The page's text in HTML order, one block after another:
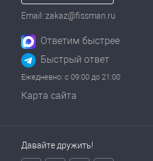
Email: zakaz@fissman.ru
Ответим быстрее
Быстрый ответ
Ежедневно: с 09:00 до 21:00
Карта сайта
Давайте дружить!